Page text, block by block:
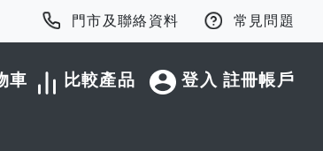
門市及聯絡資料 常見問題
登入 註冊帳戶
比較產品
車